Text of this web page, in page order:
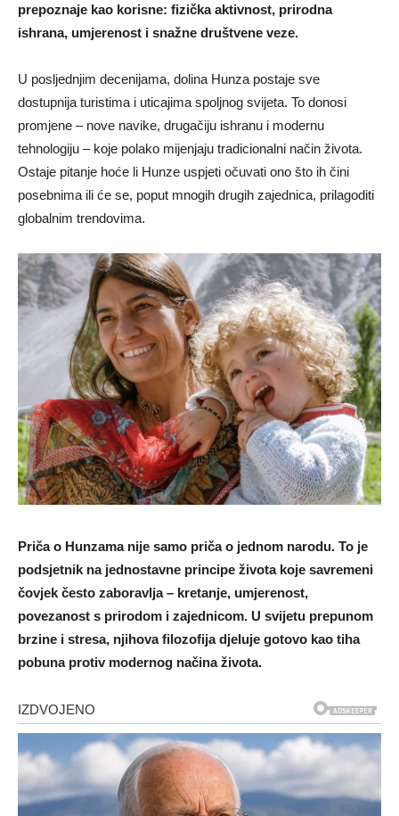
prepoznaje kao korisne: fizička aktivnost, prirodna
ishrana, umjerenost i snažne društvene veze.
U posljednjim decenijama, dolina Hunza postaje sve
dostupnija turistima i uticajima spoljnog svijeta. To donosi
promjene – nove navike, drugačiju ishranu i modernu
tehnologiju – koje polako mijenjaju tradicionalni način života.
Ostaje pitanje hoće li Hunze uspjeti očuvati ono što ih čini
posebnima ili će se, poput mnogih drugih zajednica, prilagoditi
globalnim trendovima.
Priča o Hunzama nije samo priča o jednom narodu. To je
podsjetnik na jednostavne principe života koje savremeni
čovjek često zaboravlja – kretanje, umjerenost,
povezanost s prirodom i zajednicom. U svijetu prepunom
brzine i stresa, njihova filozofija djeluje gotovo kao tiha
pobuna protiv modernog načina života.